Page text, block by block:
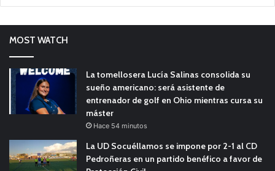
MOST WATCH
La tomellosera Lucía Salinas consolida su
sueño americano: será asistente de
entrenador de golf en Ohio mientras cursa su
máster
Hace 54 minutos
La UD Socuéllamos se impone por 2-1 al CD
Pedroñeras en un partido benéfico a favor de